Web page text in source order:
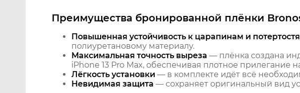
Преимущества бронированной плёнки
Повышенная устойчивость к царапинам и
полиуретановому материалу.
Максимальная точность выреза — плёнка создана
iPhone 13 Pro Max, обеспечивая плотное прилегание
Лёгкость установки — в комплекте идёт всё
Невидимая защита — сохраняет оригинальный вид